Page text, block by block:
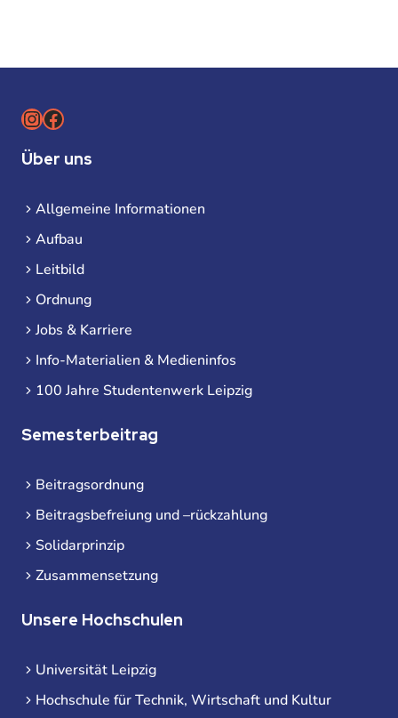
Instagram
Facebook
Über uns
Allgemeine Informationen
Aufbau
Leitbild
Ordnung
Jobs & Karriere
Info-Materialien & Medieninfos
100 Jahre Studentenwerk Leipzig
Semesterbeitrag
Beitragsordnung
Beitragsbefreiung und –rückzahlung
Solidarprinzip
Zusammensetzung
Unsere Hochschulen
Universität Leipzig
Hochschule für Technik, Wirtschaft und Kultur